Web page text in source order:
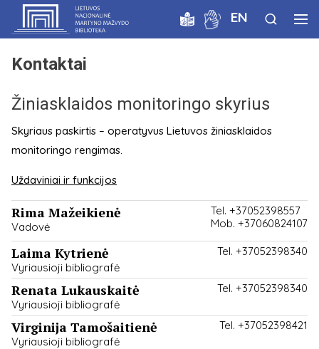
EN
Kontaktai
Žiniasklaidos monitoringo skyrius
Skyriaus paskirtis – operatyvus Lietuvos žiniasklaidos
monitoringo rengimas.
Uždaviniai ir funkcijos
Tel. +37052398557
Mob. +37060824107
Rima Mažeikienė
Vadovė
Tel. +37052398340
Laima Kytrienė
Vyriausioji bibliografė
Tel. +37052398340
Renata Lukauskaitė
Vyriausioji bibliografė
Tel. +37052398421
Virginija Tamošaitienė
Vyriausioji bibliografė